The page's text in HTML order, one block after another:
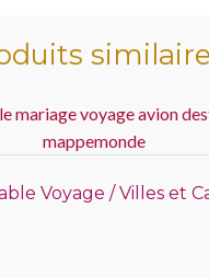
Voyage / Villes et